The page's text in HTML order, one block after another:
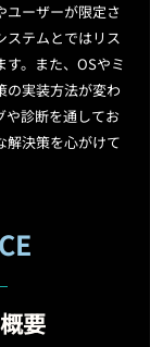
ユーザーが限定さ
ステムとではリス
。また、OSやミ
の実装方法が変わ
や診断を通してお
解決策を心がけて
要